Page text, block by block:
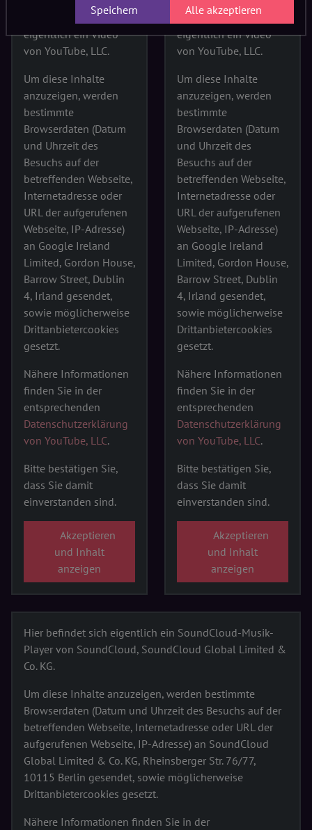
Hier befindet sich
eigentlich ein Video
von YouTube, LLC.
Um diese Inhalte
anzuzeigen, werden
bestimmte
Browserdaten (Datum
und Uhrzeit des
Besuchs auf der
betreffenden Webseite,
Internetadresse oder
URL der aufgerufenen
Webseite, IP-Adresse)
an Google Ireland
Limited, Gordon House,
Barrow Street, Dublin
4, Irland gesendet,
sowie möglicherweise
Drittanbietercookies
gesetzt.
Nähere Informationen
finden Sie in der
entsprechenden
Datenschutzerklärung
von YouTube, LLC.
Bitte bestätigen Sie,
dass Sie damit
einverstanden sind.
Akzeptieren
und Inhalt
anzeigen
Hier befindet sich
eigentlich ein Video
von YouTube, LLC.
Um diese Inhalte
anzuzeigen, werden
bestimmte
Browserdaten (Datum
und Uhrzeit des
Besuchs auf der
betreffenden Webseite,
Internetadresse oder
URL der aufgerufenen
Webseite, IP-Adresse)
an Google Ireland
Limited, Gordon House,
Barrow Street, Dublin
4, Irland gesendet,
sowie möglicherweise
Drittanbietercookies
gesetzt.
Nähere Informationen
finden Sie in der
entsprechenden
Datenschutzerklärung
von YouTube, LLC.
Bitte bestätigen Sie,
dass Sie damit
einverstanden sind.
Akzeptieren
und Inhalt
anzeigen
Hier befindet sich eigentlich ein SoundCloud-Musik-
Player von SoundCloud, SoundCloud Global Limited &
Co. KG.
Um diese Inhalte anzuzeigen, werden bestimmte
Browserdaten (Datum und Uhrzeit des Besuchs auf der
betreffenden Webseite, Internetadresse oder URL der
aufgerufenen Webseite, IP-Adresse) an SoundCloud
Global Limited & Co. KG, Rheinsberger Str. 76/77,
10115 Berlin gesendet, sowie möglicherweise
Drittanbietercookies gesetzt.
Nähere Informationen finden Sie in der
Speichern Alle akzeptieren